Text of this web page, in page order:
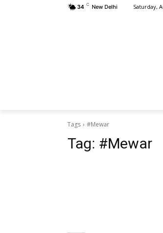
34 C New Delhi Saturday,
Tags #Mewar
Tag: #Mewar